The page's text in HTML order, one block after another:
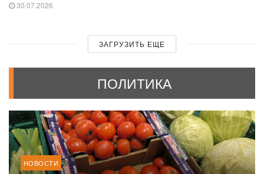
30.07.2026
ЗАГРУЗИТЬ ЕЩЕ
ПОЛИТИКА
НОВОСТИ